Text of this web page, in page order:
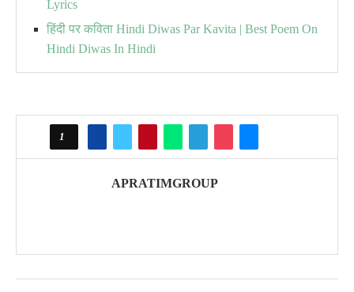
Lyrics
हिंदी पर कविता Hindi Diwas Par Kavita | Best Poem On
Hindi Diwas In Hindi
1
APRATIMGROUP